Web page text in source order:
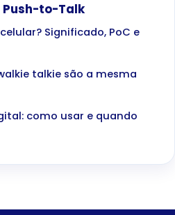
Push-to-Talk
Significado, PoC e
talkie são a mesma
como usar e quando